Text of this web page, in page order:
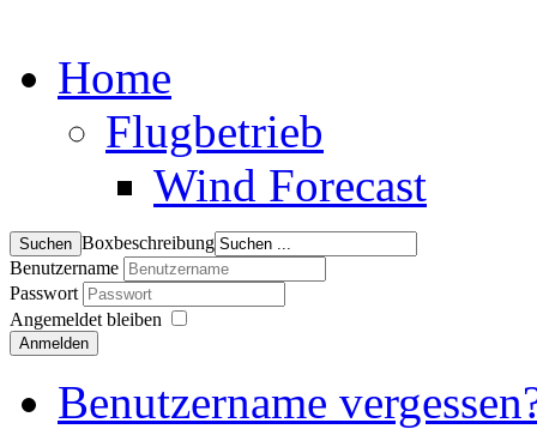
Home
Flugbetrieb
Wind Forecast
Boxbeschreibung
Benutzername
Passwort
Angemeldet bleiben
Anmelden
Benutzername